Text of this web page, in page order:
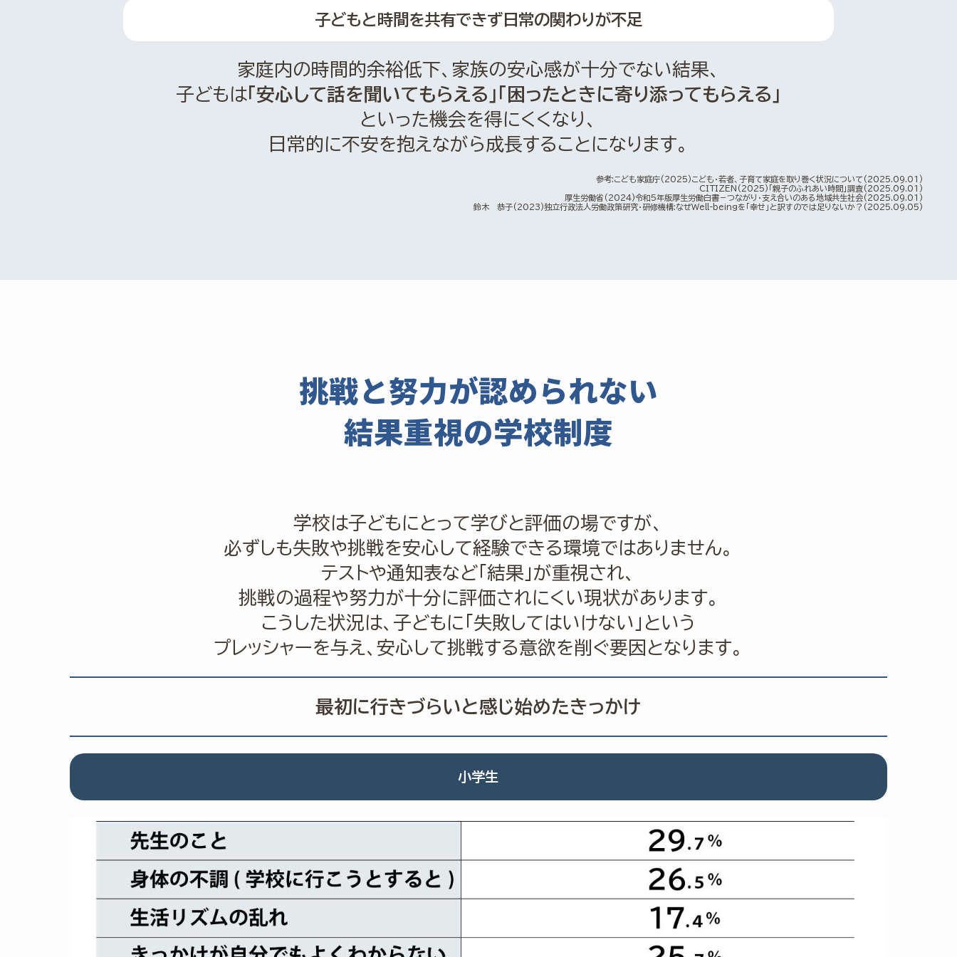
子どもと時間を共有できず日常の関わりが不足
家庭内の時間的余裕低下、家族の安心感が十分でない結果、
子どもは「安心して話を聞いてもらえる」 「困ったときに寄り添ってもらえる」
といった機会を得にくくなり、
日常的に不安を抱えながら成長することになります。
参考:こども家庭庁(2025)こども・若者、子育て家庭を取り巻く状況について(2025.09.01)
CITIZEN(2025)「親子のふれあい時間」調査(2025.09.01)
厚生労働省(2024)令和5年版厚生労働白書－つながり・支え合いのある地域共生社会(2025.09.01)
鈴木 恭子(2023)独立行政法人労働政策研究・研修機構:なぜWell-beingを「幸せ」と訳すのでは足りないか？(2025.09.05)
挑戦と努力が認められない
結果重視の学校制度
学校は子どもにとって学びと評価の場ですが、
必ずしも失敗や挑戦を安心して経験できる環境ではありません。
テストや通知表など「結果」が重視され、
挑戦の過程や努力が十分に評価されにくい現状があります。
こうした状況は、子どもに「失敗してはいけない」という
プレッシャーを与え、安心して挑戦する意欲を削ぐ要因となります。
最初に行きづらいと感じ始めたきっかけ
小学生